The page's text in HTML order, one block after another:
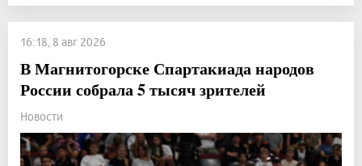
16:18, 8 авг 2026
В Магнитогорске Спартакиада народов
России собрала 5 тысяч зрителей
Новости